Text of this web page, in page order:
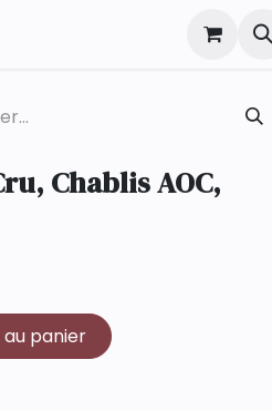
Chablis AOC,
panier